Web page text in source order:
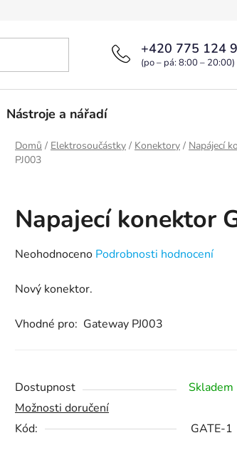
+420 775 124
(po – pá: 8:00 – 20:00)
Nástroje a nářadí
Domů / Elektrosoučástky / Konektory / Napájecí
PJ003
Napajecí konektor
Průměrné
produktu
0,0
hvězdiček.
Neohodnoceno Podrobnosti hodnocení
Nový konektor.
Vhodné pro: Gateway PJ003
Dostupnost Skladem
Možnosti doručení
Kód:
GATE-1